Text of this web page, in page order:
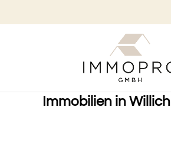
Immobilien in Willich